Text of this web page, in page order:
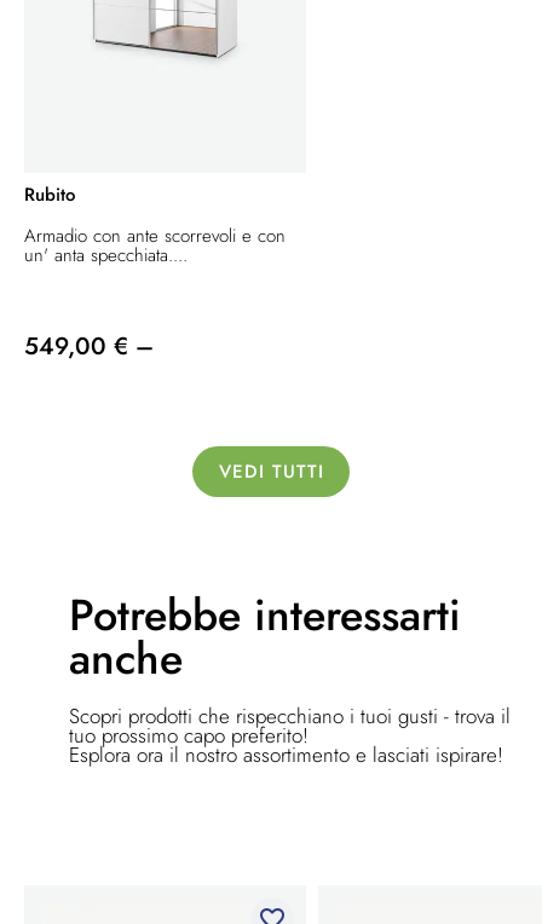
Rubito
Armadio con ante scorrevoli e con
un' anta specchiata....
549,00 € –
VEDI TUTTI
Potrebbe interessarti
anche
Scopri prodotti che rispecchiano i tuoi gusti - trova il
tuo prossimo capo preferito!
Esplora ora il nostro assortimento e lasciati ispirare!